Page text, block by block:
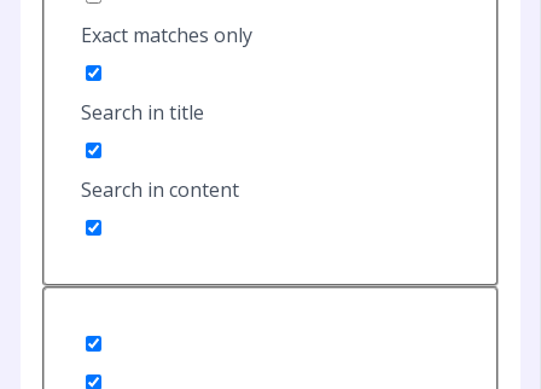
Exact matches only
Search in title
Search in content